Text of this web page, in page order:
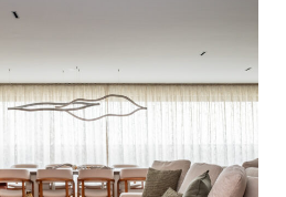
SOFISTICADOS NO
MARCENARIA E
AUTORAL